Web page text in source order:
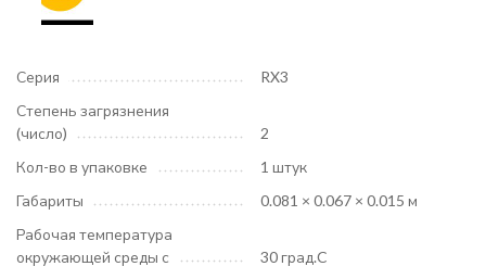
Серия
RX3
Степень загрязнения
(число)
2
Кол-во в упаковке
1 штук
Габариты
0.081 × 0.067 × 0.015 м
Рабочая температура
окружающей среды с
30 град.C